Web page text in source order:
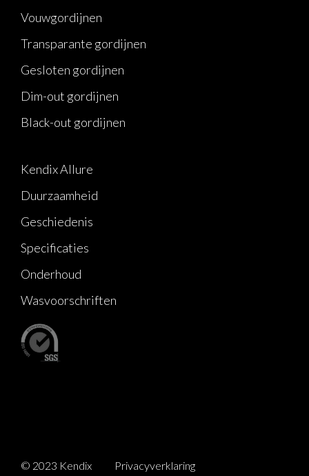
Vouwgordijnen
Transparante gordijnen
Gesloten gordijnen
Dim-out gordijnen
Black-out gordijnen
Kendix Allure
Duurzaamheid
Geschiedenis
Specificaties
Onderhoud
Wasvoorschriften
© 2023 Kendix Privacyverklaring